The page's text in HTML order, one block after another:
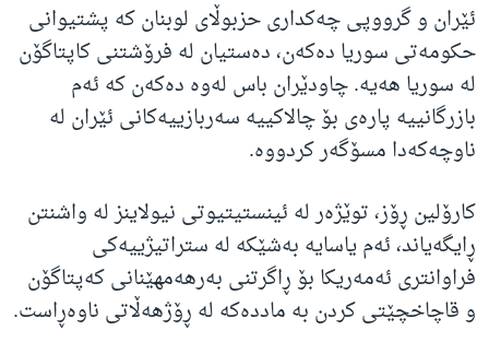
ئێران و گرووپی چەکداری حزبوڵای لوبنان کە پشتیوانی
حکومەتی سوریا دەکەن، دەستیان لە فرۆشتنی کاپتاگۆن
لە سوریا هەیە. چاودێران باس لەوە دەکەن کە ئەم
بازرگانییە پارەی بۆ چالاکییە سەربازییەکانی ئێران لە
ناوچەکەدا مسۆگەر کردووە.
کارۆلین ڕۆز، توێژەر لە ئینستیتیوتی نیولاینز لە واشنتن
ڕایگەیاند، ئەم یاسایە بەشێکە لە ستراتیژییەکی
فراوانتری ئەمەریکا بۆ ڕاگرتنی بەرهەمهێنانی کەپتاگۆن
و قاچاخچێتی کردن بە ماددەکە لە ڕۆژهەڵاتی ناوەڕاست.